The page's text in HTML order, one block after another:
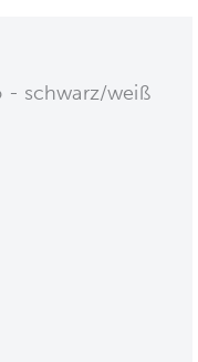
- schwarz/weiß